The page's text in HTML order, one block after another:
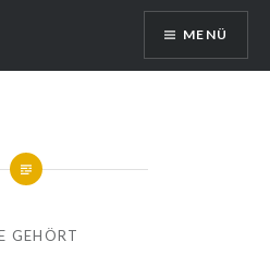
Blog
MENÜ
GEHÖRT